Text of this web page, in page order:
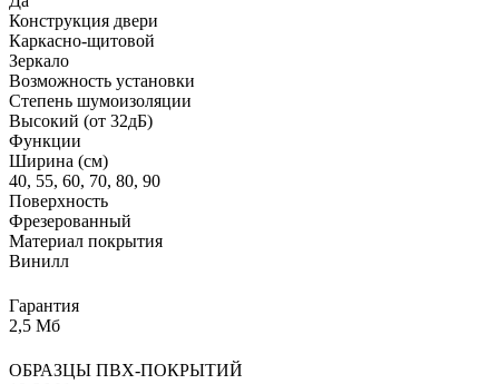
Конструкция двери
Каркасно-щитовой
Зеркало
Возможность установки
Степень шумоизоляции
Высокий (от 32дБ)
Функции
Ширина (см)
40, 55, 60, 70, 80, 90
Поверхность
Фрезерованный
Материал покрытия
Винилл
Гарантия
2,5 Мб
ОБРАЗЦЫ ПВХ-ПОКРЫТИЙ